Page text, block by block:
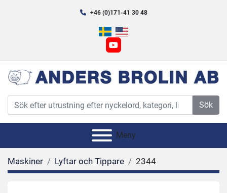
+46 (0)171-41 30 48
youtube
Sök
Meny
Maskiner Lyftar och Tippare 2344